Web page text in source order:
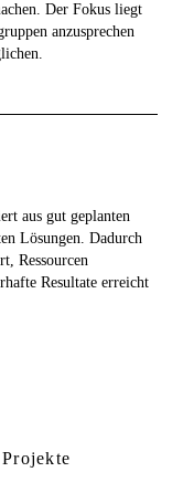
Der Fokus liegt
anzusprechen
aus gut geplanten
Lösungen. Dadurch
Ressourcen
Resultate erreicht